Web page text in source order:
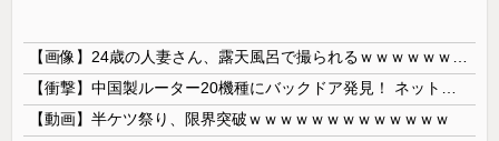
【動画】半ケツ祭り、限界突破ｗｗｗｗｗｗｗｗｗｗｗｗｗ